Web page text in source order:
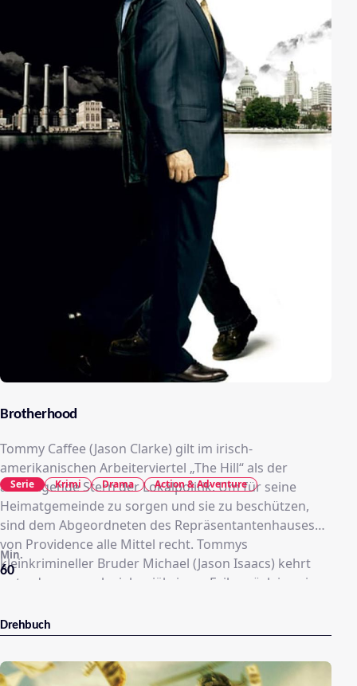
Brotherhood
Tommy Caffee (Jason Clarke) gilt im irisch-
amerikanischen Arbeiterviertel „The Hill“ als der
aufsteigende Stern der Lokalpolitik. Um für seine
Heimatgemeinde zu sorgen und sie zu beschützen,
sind dem Abgeordneten des Repräsentantenhauses
von Providence alle Mittel recht. Tommys
kleinkrimineller Bruder Michael (Jason Isaacs) kehrt
unterdessen nach siebenjährigem Exil zurück in seine
einzusteigen.
60
Min.
Serie Krimi Drama Action & Adventure
Drehbuch